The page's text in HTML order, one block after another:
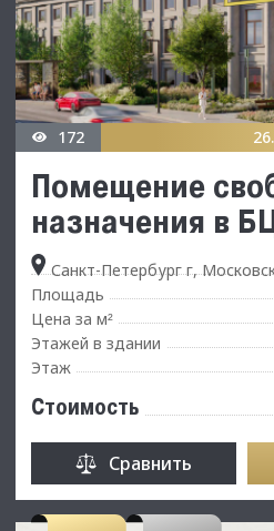
172
Помещение
назначения в
Санкт-Петербург г,
Площадь
Цена за м²
Этажей в здании
Этаж
Стоимость
Сравнить